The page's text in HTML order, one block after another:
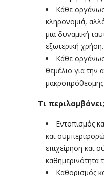
Κάθε
κληρονομιά,
μια δυναμική
εξωτερική χρήση.
Κάθε
θεμέλιο για την
μακροπρόθεσμης
Τι περιλαμβάνει;
Εντοπισμός
και
επιχείρηση και
καθημερινότητα
Καθορισμός